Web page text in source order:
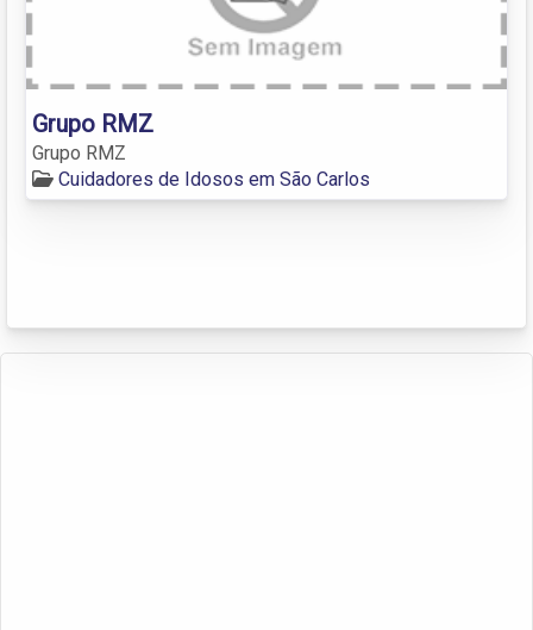
Grupo RMZ
Grupo RMZ
Cuidadores de Idosos em São Carlos